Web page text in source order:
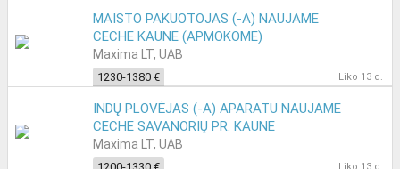
MAISTO PAKUOTOJAS (-A) NAUJAME
CECHE KAUNE (APMOKOME)
Maxima LT, UAB
1230-1380 € Liko 13 d.
INDŲ PLOVĖJAS (-A) APARATU NAUJAME
CECHE SAVANORIŲ PR. KAUNE
Maxima LT, UAB